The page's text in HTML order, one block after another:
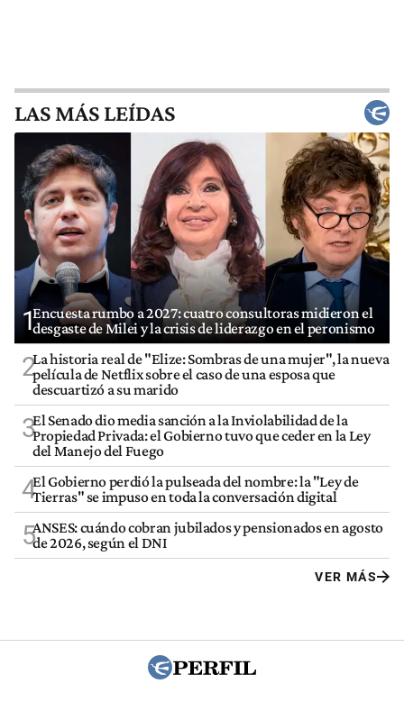
LAS MÁS LEÍDAS
1Encuesta rumbo a 2027: cuatro consultoras midieron el
desgaste de Milei y la crisis de liderazgo en el peronismo
2La historia real de "Elize: Sombras de una mujer", la nueva
película de Netflix sobre el caso de una esposa que
descuartizó a su marido
3El Senado dio media sanción a la Inviolabilidad de la
Propiedad Privada: el Gobierno tuvo que ceder en la Ley
del Manejo del Fuego
4El Gobierno perdió la pulseada del nombre: la "Ley de
Tierras" se impuso en toda la conversación digital
5ANSES: cuándo cobran jubilados y pensionados en agosto
de 2026, según el DNI
VER MÁS